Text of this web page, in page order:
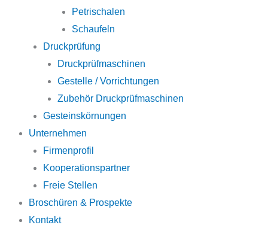
Petrischalen
Schaufeln
Druckprüfung
Druckprüfmaschinen
Gestelle / Vorrichtungen
Zubehör Druckprüfmaschinen
Gesteinskörnungen
Unternehmen
Firmenprofil
Kooperationspartner
Freie Stellen
Broschüren & Prospekte
Kontakt